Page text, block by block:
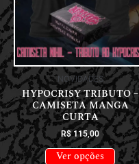
NOVIDADES
HYPOCRISY TRIBUTO –
CAMISETA MANGA
CURTA
R$115,00
Ver opções